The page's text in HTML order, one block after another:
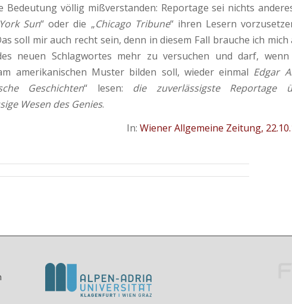
Bedeutung völlig mißverstanden: Reportage sei nichts
Sun“ oder die „Chicago Tribune“ ihren Lesern
soll mir auch recht sein, denn in diesem Fall brauche ich
neuen Schlagwortes mehr zu versuchen und darf,
amerikanischen Muster bilden soll, wieder ein­mal Edgar
Geschichten“ lesen: die zuverlässigste Reportage
Wesen des Genies.
In: Wiener Allgemeine Zeitung,